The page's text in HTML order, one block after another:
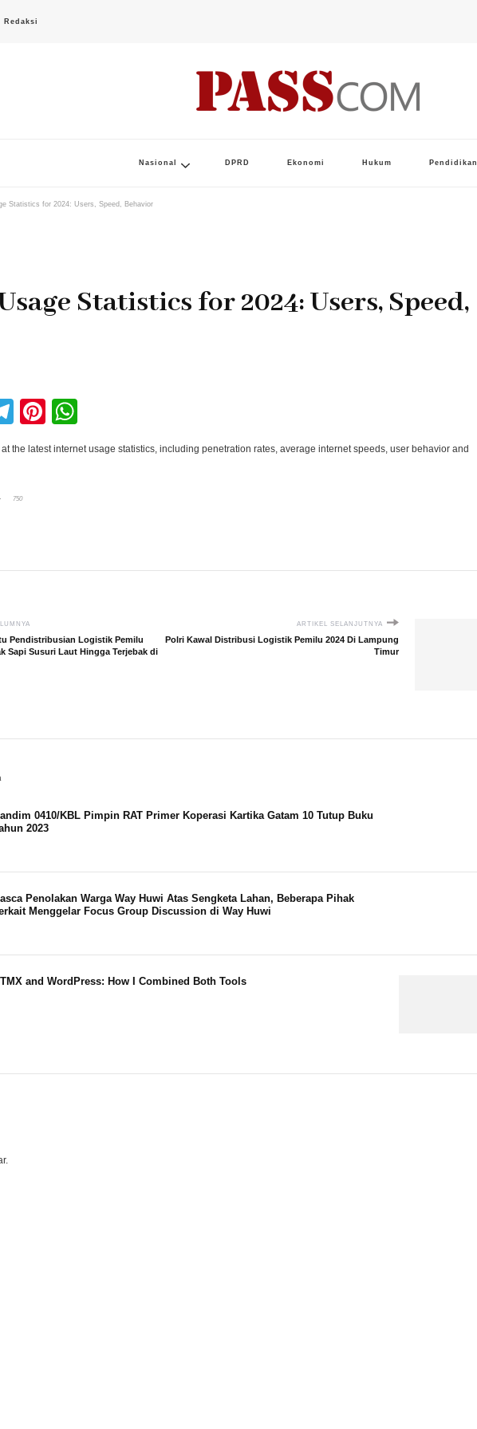
Redaksi
Nasional DPRD Ekonomi Hukum Pendidikan
Statistics for 2024: Users, Speed, Behavior
Statistics for 2024: Users, Speed,
Telegram
Pinterest
the latest internet usage statistics, including penetration rates, average internet speeds, user behavior and
750
Pendistribusian Logistik Pemilu
Sapi Susuri Laut Hingga Terjebak di
ARTIKEL SELANJUTNYA
Polri Kawal Distribusi Logistik Pemilu 2024 Di Lampung
Timur
0410/KBL Pimpin RAT Primer Koperasi Kartika Gatam 10 Tutup Buku
2023
Penolakan Warga Way Huwi Atas Sengketa Lahan, Beberapa Pihak
Menggelar Focus Group Discussion di Way Huwi
and WordPress: How I Combined Both Tools